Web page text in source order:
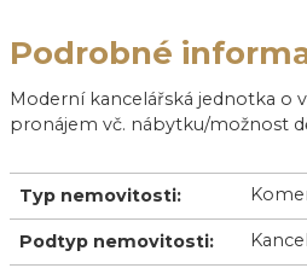
Podrobné
Moderní kancelářská jednotka o
pronájem vč. nábytku/možnost
Typ nemovitosti:
Podtyp nemovitosti: